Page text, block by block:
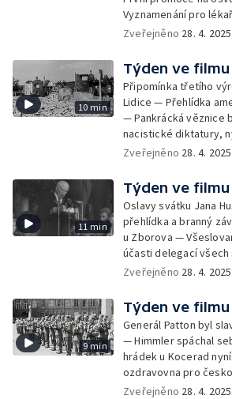
Vyznamenání pro
Terezínském ghettu
— Kolektivní úsilí o
řepy — Pražská
bojích
Zveřejněno 28. 4. 2025
10 min
Týden ve
Připomínka třetího
Lidice — Přehlídka
— Pankrácká věznice
nacistické diktatury,
pachatelé válečných
Neumanna
Zveřejněno 28. 4. 2025
11 min
Týden ve
Oslavy svátku Jana
přehlídka a branný
u Zborova —
účasti delegací
Exhumace masových
národní myšlenky v
Německého divadla v
Zveřejněno 28. 4. 2025
9 min
Týden ve
Generál Patton byl
— Himmler spáchal
hrádek u Kocerad
ozdravovna pro
Předseda vlády
Zveřejněno 28. 4. 2025